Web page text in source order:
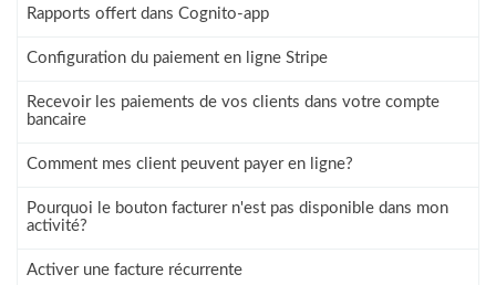
Rapports offert dans Cognito-app
Configuration du paiement en ligne Stripe
Recevoir les paiements de vos clients dans votre compte
bancaire
Comment mes client peuvent payer en ligne?
Pourquoi le bouton facturer n'est pas disponible dans mon
activité?
Activer une facture récurrente